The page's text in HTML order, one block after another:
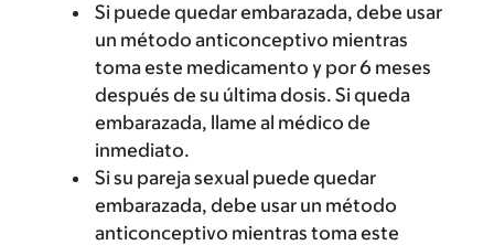
Si puede quedar embarazada, debe usar
un método anticonceptivo mientras
toma este medicamento y por 6 meses
después de su última dosis. Si queda
embarazada, llame al médico de
inmediato.
Si su pareja sexual puede quedar
embarazada, debe usar un método
anticonceptivo mientras toma este